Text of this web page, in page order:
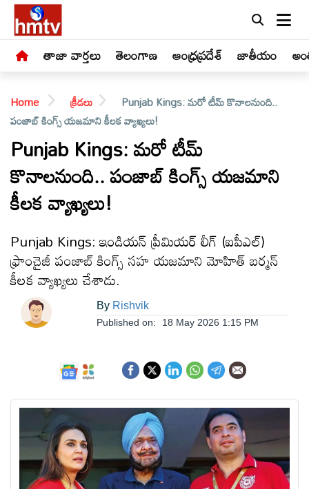
తాజా వార్తలు తెలంగాణ ఆంధ్రప్రదేశ్ జాతీయం
LIVE
తాజా
తెలంగాణ
ఆంధ్రప్రదేశ్
జాతీయం
అంతర్జాతీయం
సినిమా
Home క్రీడలు
Punjab Kings: మరో టీమ్ కొనాలనుంది..
పంజాబ్ కింగ్స్ యజమాని కీలక వ్యాఖ్యలు!
Punjab Kings: మరో టీమ్
కొనాలనుంది.. పంజాబ్ కింగ్స్ యజమాని
కీలక వ్యాఖ్యలు!
Punjab Kings: ఇండియన్ ప్రీమియర్ లీగ్‌ (ఐపీఎల్)
ఫ్రాంచైజీ పంజాబ్ కింగ్స్ సహ యజమాని మోహిత్ బర్మన్
కీలక వ్యాఖ్యలు చేశాడు.
By Rishvik
Published on: 18 May 2026 1:15 PM